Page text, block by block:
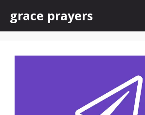
content
grace prayers